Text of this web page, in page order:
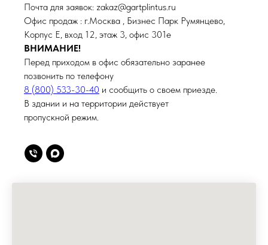
Почта для заявок: zakaz@gartplintus.ru
Офис продаж : г.Москва , Бизнес Парк Румянцево,
Корпус Е, вход 12, этаж 3, офис 301е
ВНИМАНИЕ!
Перед приходом в офис обязательно заранее
позвонить по телефону
8 (800) 533-30-40 и сообщить о своем приезде.
В здании и на территории действует
пропускной режим.